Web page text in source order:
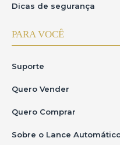
Dicas de segurança
PARA VOCÊ
Suporte
Quero Vender
Quero Comprar
Sobre o Lance